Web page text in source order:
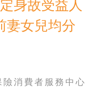
身故受益人
妻女兒均分
消費者服務中心